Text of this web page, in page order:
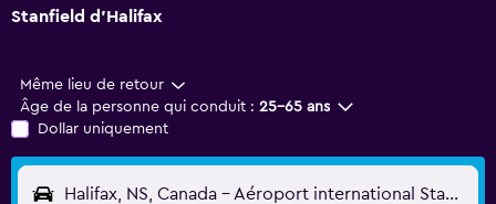
Stanfield d'Halifax
Même lieu de retour
Âge de la personne qui conduit : 25-65 ans
Dollar uniquement
Halifax, NS, Canada - Aéroport international Stanfield d'Halifax (YHZ)